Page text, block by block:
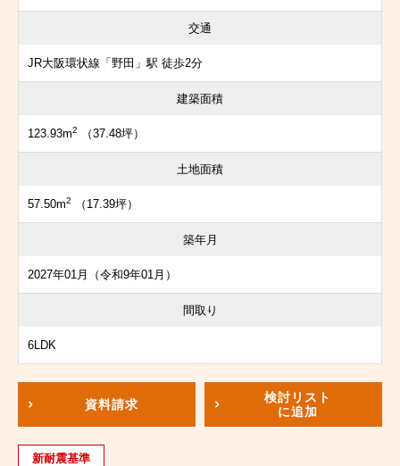
交通
JR大阪環状線「野田」駅 徒歩2分
建築面積
123.93m2 （37.48坪）
土地面積
57.50m2 （17.39坪）
築年月
2027年01月（令和9年01月）
間取り
6LDK
資料請求
検討リスト
に追加
新耐震基準